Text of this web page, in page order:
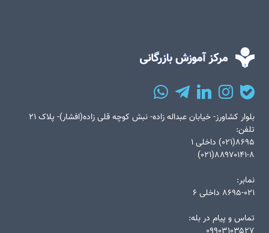
بلوار کشاورز- خیابان عبداله زاده- نبش کوچه قلی زاده(افشار)- پلاک ۲۱
تلفن:
۸۶۹۵(۰۲۱) داخلی ۱
۸۸۹۷۰۱۴۱-۸(۰۲۱)
نمابر:
۸۶۹۵-۰۲۱ داخلی ۶
تماس و پیام در بله: